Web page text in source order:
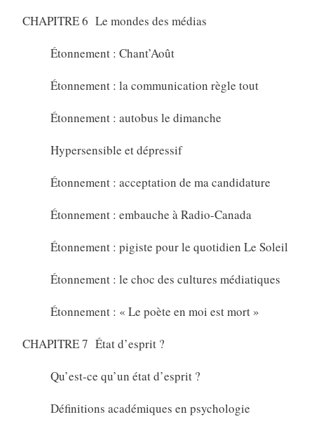
CHAPITRE 6 Le mondes des médias
Étonnement : Chant’Août
Étonnement : la communication règle tout
Étonnement : autobus le dimanche
Hypersensible et dépressif
Étonnement : acceptation de ma candidature
Étonnement : embauche à Radio-Canada
Étonnement : pigiste pour le quotidien Le Soleil
Étonnement : le choc des cultures médiatiques
Étonnement : « Le poète en moi est mort »
CHAPITRE 7 État d’esprit ?
Qu’est-ce qu’un état d’esprit ?
Définitions académiques en psychologie